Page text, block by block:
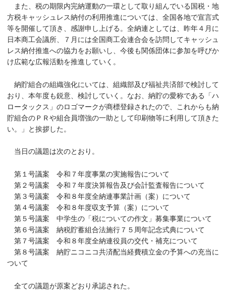
また、税の期限内完納運動の一環として取り組んでいる国税・地
方税キャッシュレス納付の利用推進については、全国各地で宣言式
等を開催して頂き、感謝申し上げる。全納連としては、昨年４月に
日本商工会議所、７月には全国商工会連合会を訪問してキャッシュ
レス納付推進への協力をお願いし、今後も関係団体に参加を呼びか
け広範な広報活動を推進していく。
納貯組合の組織強化にいては、組織部及び福祉共済部で検討して
おり、本年度も鋭意、検討していく。なお、納貯の愛称である「ハ
ロータックス」のロゴマークが商標登録されたので、これからも納
貯組合のＰＲや組合員増強の一助として印刷物等に利用して頂きた
い。」と挨拶した。
当日の議題は次のとおり。
第１号議案 令和７年度事業の実施報告について
第２号議案 令和７年度決算報告及び会計監査報告について
第３号議案 令和８年度全納連事業計画（案）について
第４号議案 令和８年度収支予算（案）について
第５号議案 中学生の「税についての作文」募集事業について
第６号議案 納税貯蓄組合法施行７５周年記念式典について
第７号議案 令和８年度全納連役員の交代・補充について
第８号議案 納貯ニコニコ共済配当経費積立金の予算への充当に
ついて
全ての議題が原案どおり承認された。